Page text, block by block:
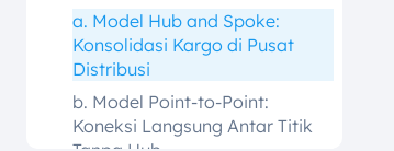
a. Model Hub and Spoke:
Konsolidasi Kargo di Pusat
Distribusi
b. Model Point-to-Point:
Koneksi Langsung Antar Titik